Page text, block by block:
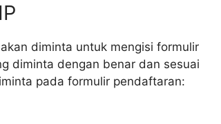
diminta untuk mengisi formulir
diminta dengan benar dan sesuai
pada formulir pendaftaran: